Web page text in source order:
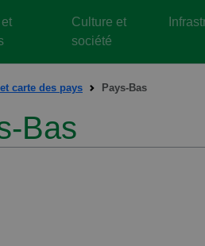
Culture et
société
carte des pays Pays-Bas
Bas